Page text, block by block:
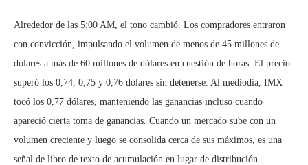
Alrededor de las 5:00 AM, el tono cambió. Los compradores entraron
con convicción, impulsando el volumen de menos de 45 millones de
dólares a más de 60 millones de dólares en cuestión de horas. El precio
superó los 0,74, 0,75 y 0,76 dólares sin detenerse. Al mediodía, IMX
tocó los 0,77 dólares, manteniendo las ganancias incluso cuando
apareció cierta toma de ganancias. Cuando un mercado sube con un
volumen creciente y luego se consolida cerca de sus máximos, es una
señal de libro de texto de acumulación en lugar de distribución.